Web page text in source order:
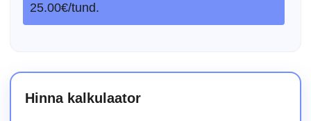
25.00€/tund.
Hinna kalkulaator